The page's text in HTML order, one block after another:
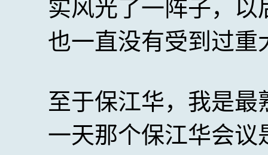
实风光了一阵子，
也一直没有受到过重
至于保江华，我是
一天那个保江华会